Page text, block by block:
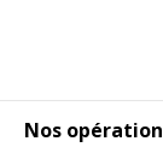
Nos